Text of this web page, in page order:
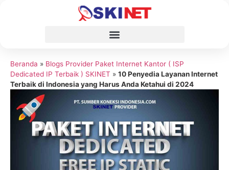
Beranda » Blogs Provider Paket Internet Kantor ( ISP
Dedicated IP Terbaik ) SKINET » 10 Penyedia Layanan Internet
Terbaik di Indonesia yang Harus Anda Ketahui di 2024